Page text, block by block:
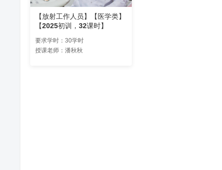
【放射工作人员】【医学类】
【2025初训，32课时】
要求学时：30学时
授课老师：潘秋秋